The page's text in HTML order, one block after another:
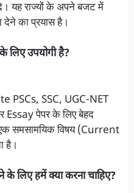
यह राज्यों के अपने बजट में
देने का प्रयास है।
लिए उपयोगी है?
PSCs, SSC, UGC-NET
Essay पेपर के लिए बेहद
एक समसामयिक विषय (Current
है।
लिए हमें क्या करना चाहिए?